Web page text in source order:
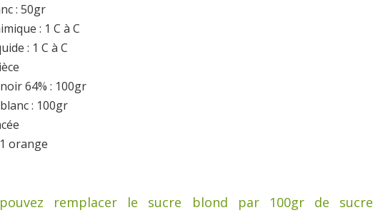
: 50gr
: 1 C à C
: 1 C à C
64% : 100gr
: 100gr
orange
remplacer le sucre blond par 100gr de sucre